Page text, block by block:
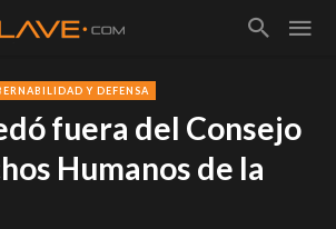
Y DEFENSA
fuera del Consejo
Humanos de la